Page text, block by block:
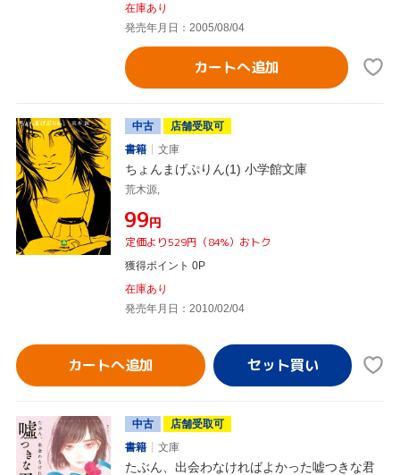
在庫あり
発売年月日：2005/08/04
カートへ追加
中古
店舗受取可
書籍
文庫
ちょんまげぷりん(1) 小学館文庫
荒木源,
¥99円
定価より529円（84%）おトク
獲得ポイント 0P
在庫あり
発売年月日：2010/02/04
カートへ追加
中古
店舗受取可
書籍
文庫
たぶん、出会わなければよかった嘘つきな君